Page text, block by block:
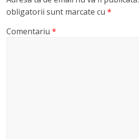
obligatorii sunt marcate cu*
Comentariu*